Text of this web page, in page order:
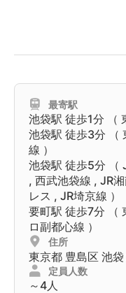
最寄駅
池袋駅 徒歩1分 （
池袋駅 徒歩3分 （
線 ）
池袋駅 徒歩5分 （
, 西武池袋線 , JR
レス , JR埼京線 ）
要町駅 徒歩7分 （
ロ副都心線 ）
住所
東京都 豊島区 池
定員人数
～4人